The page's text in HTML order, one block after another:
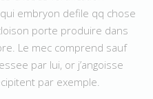
embryon defile qq chose
porte produire dans
Le mec comprend sauf
par lui, or j’angoisse
par exemple.